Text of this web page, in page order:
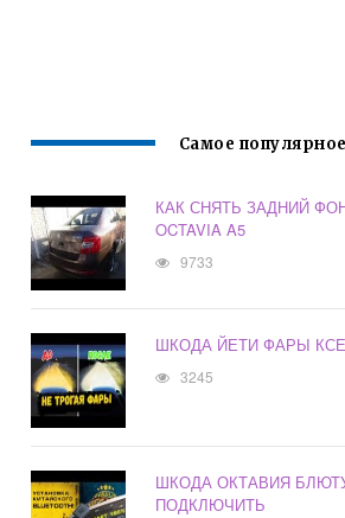
Самое
КАК СНЯТЬ ЗАДНИЙ
OCTAVIA A5
9733
ШКОДА ЙЕТИ ФАРЫ
3245
ШКОДА ОКТАВИЯ
ПОДКЛЮЧИТЬ